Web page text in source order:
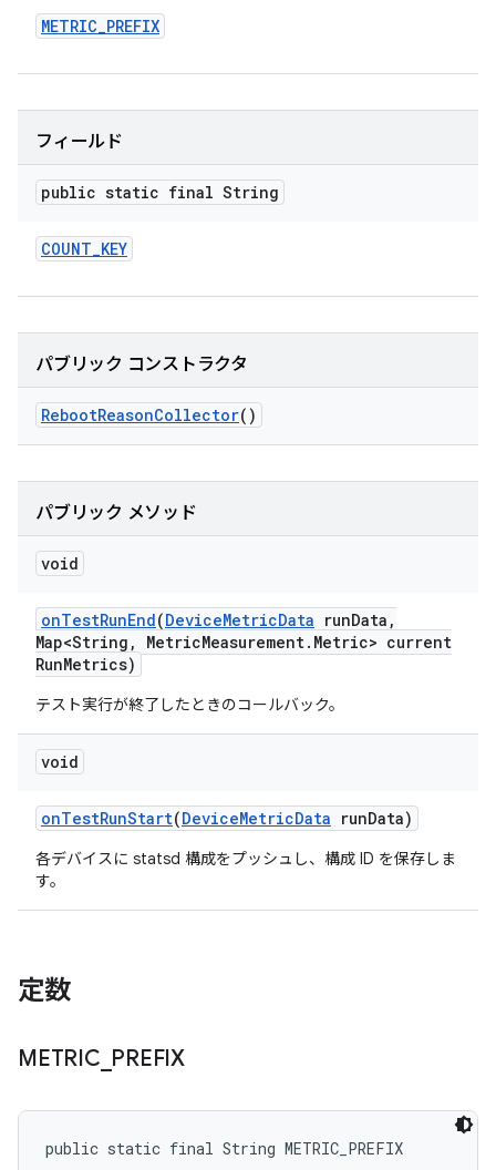
METRIC_PREFIX
フィールド
public static final String
COUNT_KEY
パブリック コンストラクタ
RebootReasonCollector()
パブリック メソッド
void
onTestRunEnd(DeviceMetricData runData ,
Map<String , MetricMeasurement. Metric> current
RunMetrics)
テスト実行が終了したときのコールバック。
void
onTestRunStart(DeviceMetricData runData)
各デバイスに statsd 構成をプッシュし、構成 ID を保存しま
す。
定数
METRIC PREFIX
public static final String METRIC_PREFIX